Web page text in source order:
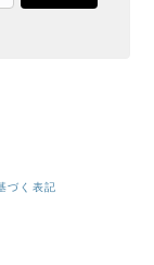
づく表記